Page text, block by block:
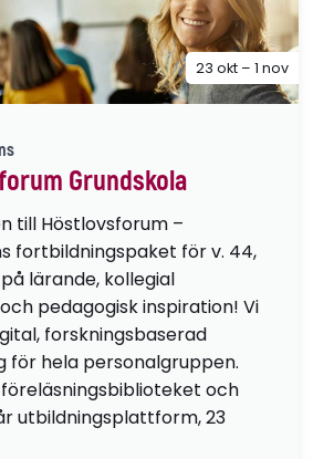
Grundskola
till Höstlovsforum –
fortbildningspaket för v. 44,
lärande, kollegial
pedagogisk inspiration! Vi
forskningsbaserad
för hela personalgruppen.
och
utbildningsplattform, 23
23 okt – 1 nov